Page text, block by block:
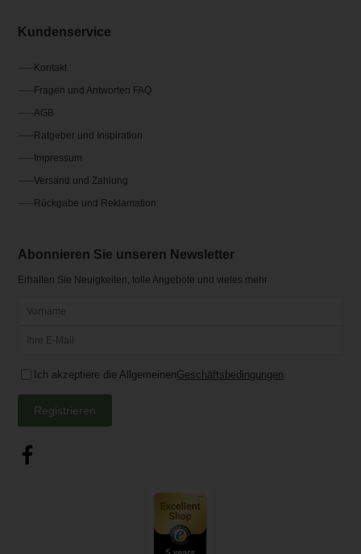
Kundenservice
Kontakt
Fragen und Antworten FAQ
AGB
Ratgeber und Inspiration
Impressum
Versand und Zahlung
Rückgabe und Reklamation
Abonnieren Sie unseren Newsletter
Erhalten Sie Neuigkeiten, tolle Angebote und vieles mehr
Ich akzeptiere die AllgemeinenGeschäftsbedingungen
Registrieren